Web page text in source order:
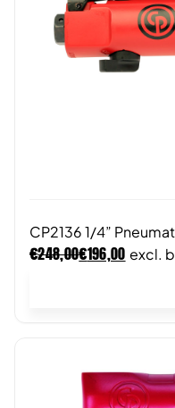
CP2136 1/4”
€248,00€196,00 excl.